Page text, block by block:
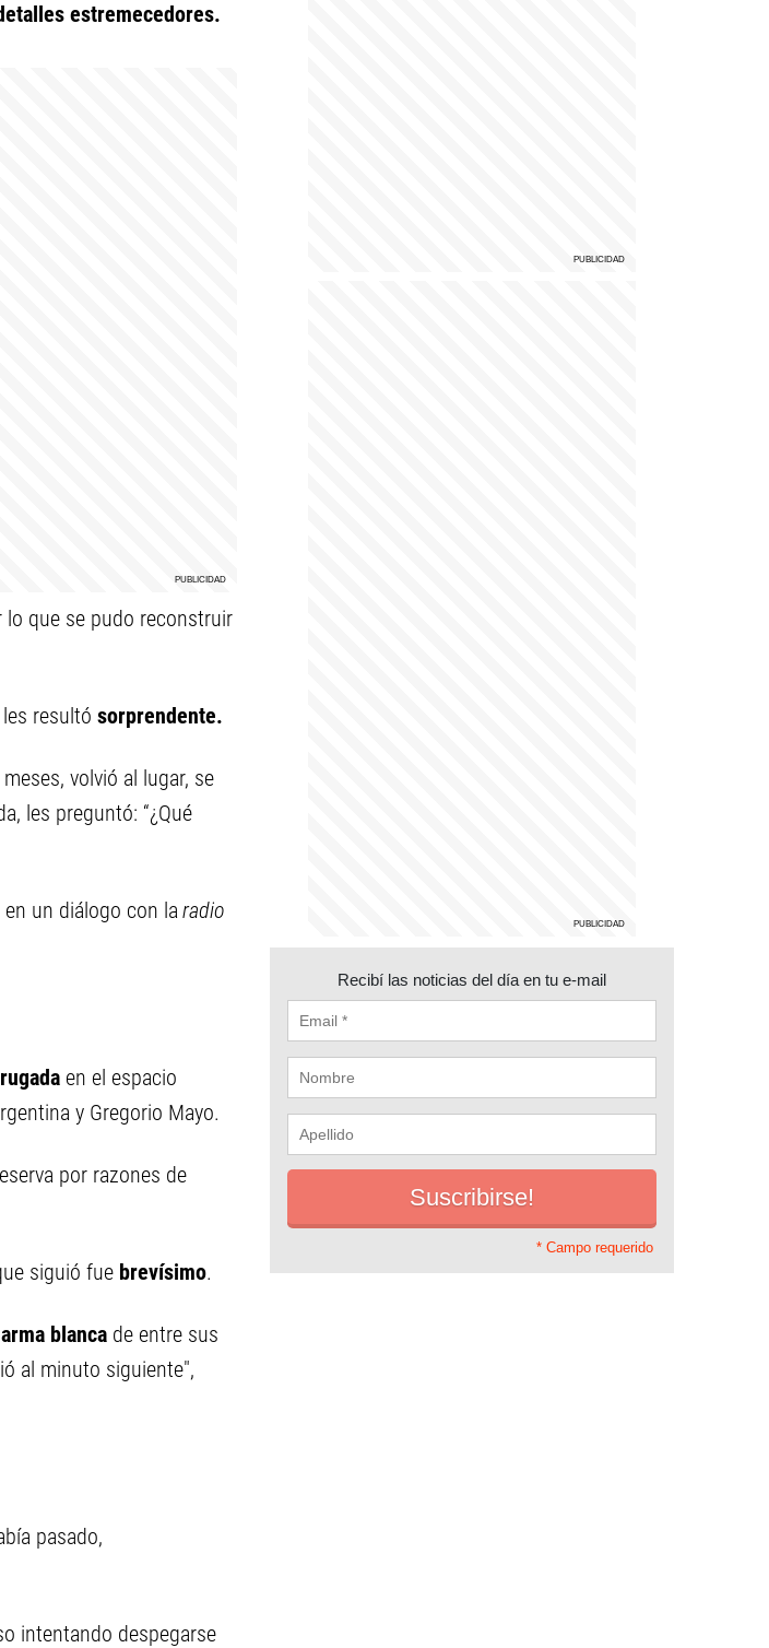
estremecedores.
lo que se pudo reconstruir
resultó sorprendente.
volvió al lugar, se
les preguntó: “¿Qué
en un diálogo con laradio
en el espacio
y Gregorio Mayo.
por razones de
siguió fue brevísimo.
arma blanca de entre sus
al minuto siguiente",
pasado,
intentando despegarse
Recibí las noticias del día en tu e-mail
* Campo requerido